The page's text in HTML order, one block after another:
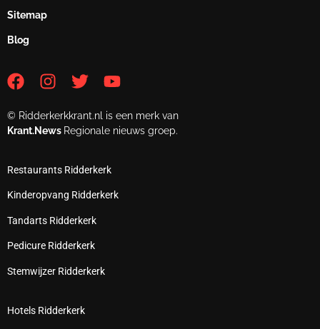
Sitemap
Blog
© Ridderkerkkrant.nl is een merk van
Krant.News Regionale nieuws groep.
Restaurants Ridderkerk
Kinderopvang Ridderkerk
Tandarts Ridderkerk
Pedicure Ridderkerk
Stemwijzer Ridderkerk
Hotels Ridderkerk